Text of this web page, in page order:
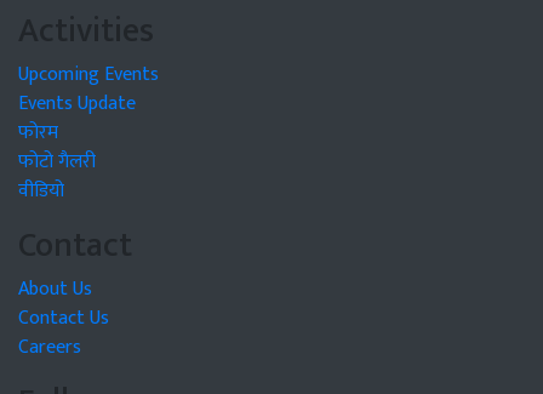
Activities
Upcoming Events
Events Update
फोरम
फोटो गैलरी
वीडियो
Contact
About Us
Contact Us
Careers